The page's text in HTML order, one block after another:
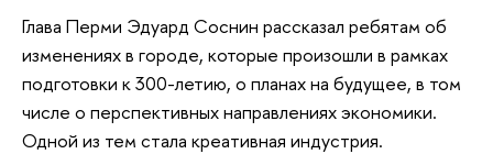
Глава Перми Эдуард Соснин рассказал ребятам об
изменениях в городе, которые произошли в рамках
подготовки к 300-летию, о планах на будущее, в том
числе о перспективных направлениях экономики.
Одной из тем стала креативная индустрия.